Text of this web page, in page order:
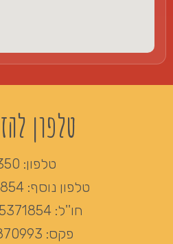
טלפון
טלפון:
טלפון נוסף:
חו''ל:
פקס: